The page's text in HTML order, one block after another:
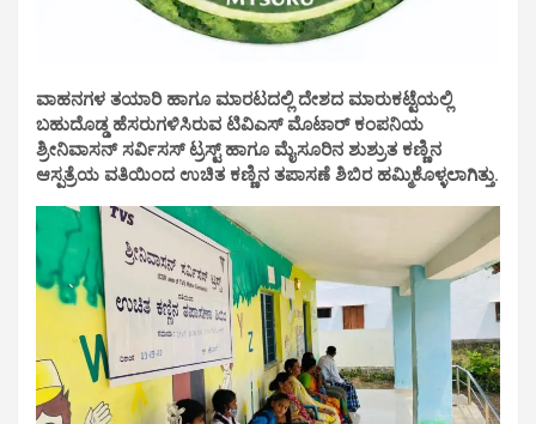
ವಾಹನಗಳ ತಯಾರಿ ಹಾಗೂ ಮಾರಟದಲ್ಲಿ ದೇಶದ ಮಾರುಕಟ್ಟೆಯಲ್ಲಿ
ಬಹುದೊಡ್ಡ ಹೆಸರುಗಳಿಸಿರುವ ಟಿವಿಎಸ್ ಮೊಟಾರ್ ಕಂಪನಿಯ
ಶ್ರೀನಿವಾಸನ್ ಸರ್ವಿಸಸ್ ಟ್ರಸ್ಟ್ ಹಾಗೂ ಮೈಸೂರಿನ ಶುಶ್ರುತ ಕಣ್ಣಿನ
ಆಸ್ಪತ್ರೆಯ ವತಿಯಿಂದ ಉಚಿತ ಕಣ್ಣಿನ ತಪಾಸಣೆ ಶಿಬಿರ ಹಮ್ಮಿಕೊಳ್ಳಲಾಗಿತ್ತು.